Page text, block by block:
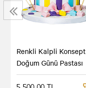
Renkli Kalpli Konsept
Doğum Günü Pastası
‹